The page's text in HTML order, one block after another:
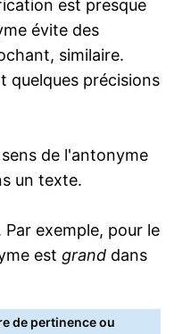
est presque
évite des
similaire.
quelques précisions
de l'antonyme
un texte.
exemple, pour le
est grand dans
de pertinence ou